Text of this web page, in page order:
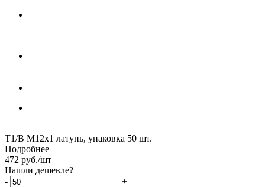
Т1/В М12х1 латунь, упаковка 50 шт.
Подробнее
472 руб./шт
Нашли дешевле?
-
+